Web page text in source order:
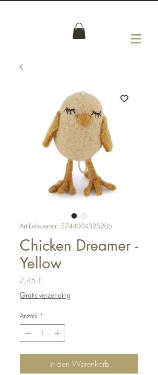
Artikelnummer: 5744004325206
Chicken Dreamer -
Yellow
7,45 €Preis
Gratis verzending
Anzahl *
In den Warenkorb